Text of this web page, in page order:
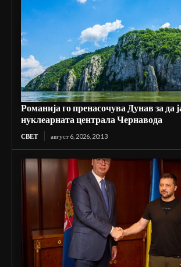
Романија го пренасочува Дунав за да
нуклеарната централа Чернавода
СВЕТ август 6, 2026, 20:13